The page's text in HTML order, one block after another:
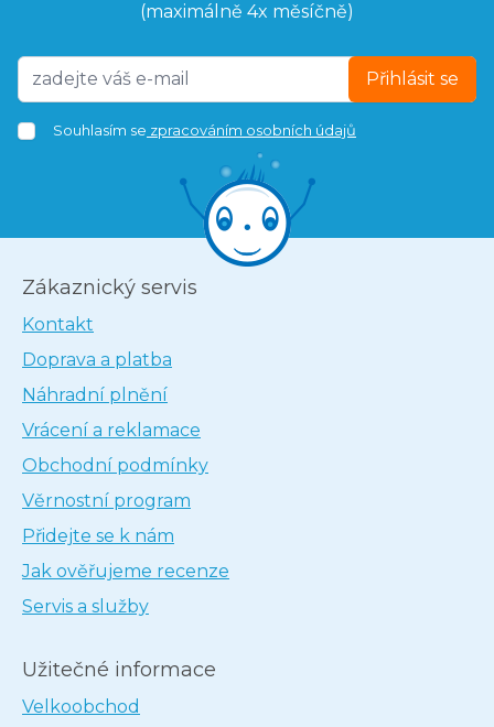
(maximálně 4x měsíčně)
Přihlásit se
Souhlasím se zpracováním osobních údajů
Zákaznický servis
Kontakt
Doprava a platba
Náhradní plnění
Vrácení a reklamace
Obchodní podmínky
Věrnostní program
Přidejte se k nám
Jak ověřujeme recenze
Servis a služby
Užitečné informace
Velkoobchod